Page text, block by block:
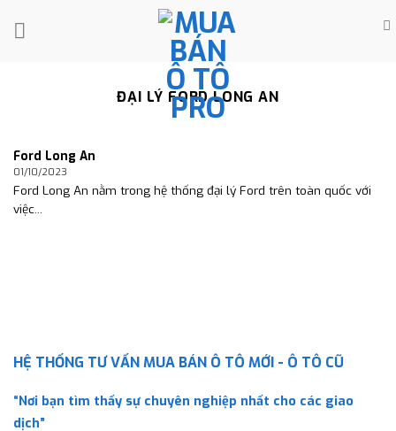
ĐẠI LÝ FORD LONG AN
Ford Long An
01/10/2023
Ford Long An nằm trong hệ thống đại lý Ford trên toàn quốc với
việc...
HỆ THỐNG TƯ VẤN MUA BÁN Ô TÔ MỚI - Ô TÔ CŨ
“Nơi bạn tìm thấy sự chuyên nghiệp nhất cho các giao
dịch”